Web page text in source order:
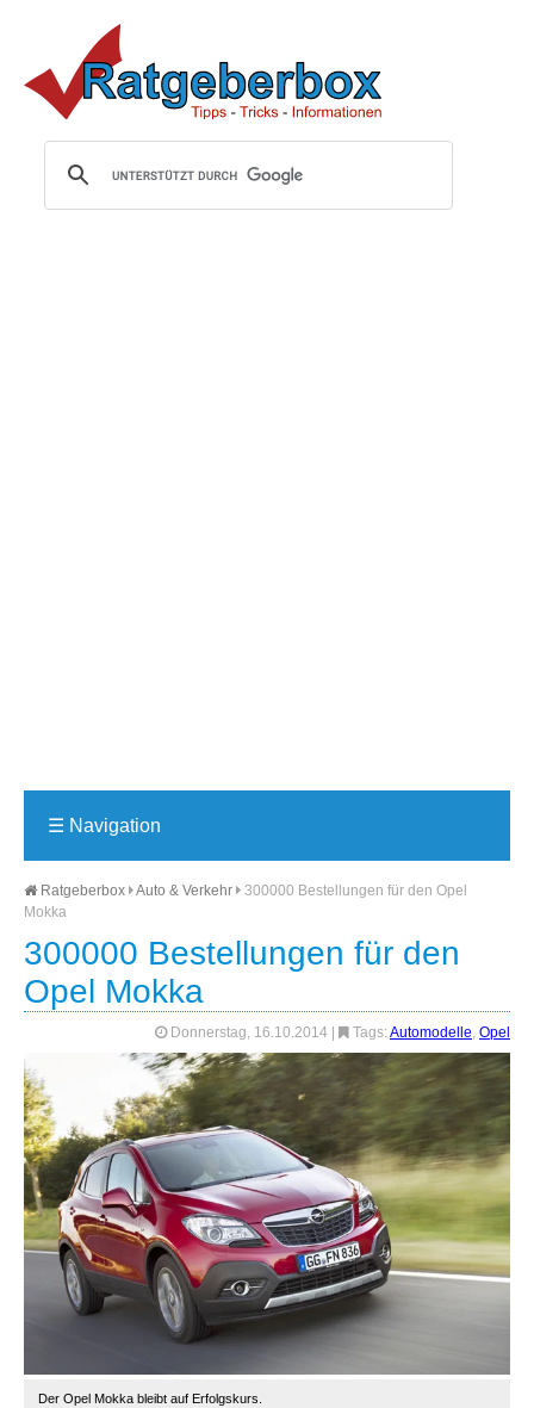
☰ Navigation
Ratgeberbox Auto & Verkehr
300000 Bestellungen für den Opel
Mokka
300000 Bestellungen für den
Opel Mokka
Donnerstag, 16.10.2014 Tags: Automodelle, Opel
Der Opel Mokka bleibt auf Erfolgskurs.